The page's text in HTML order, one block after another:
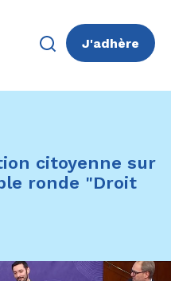
J'adhère
citoyenne sur
ronde "Droit